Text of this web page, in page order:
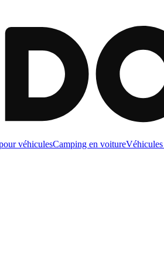
véhiculesCamping en voiture